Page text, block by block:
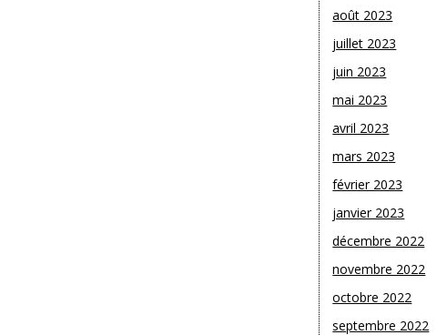
août 2023
juillet 2023
juin 2023
mai 2023
avril 2023
mars 2023
février 2023
janvier 2023
décembre 2022
novembre 2022
octobre 2022
septembre 2022